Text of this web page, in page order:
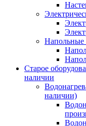
Напольные
Старое
наличии
наличии)